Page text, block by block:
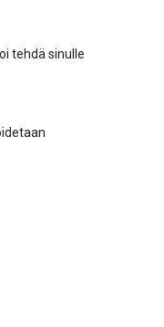
tehdä sinulle